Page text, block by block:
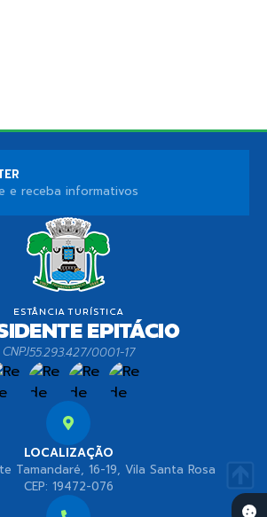
LOCALIZAÇÃO
Tamandaré, 16-19, Vila Santa Rosa
CEP: 19472-076
CNPJ55.293.427/0001-17
e receba informativos